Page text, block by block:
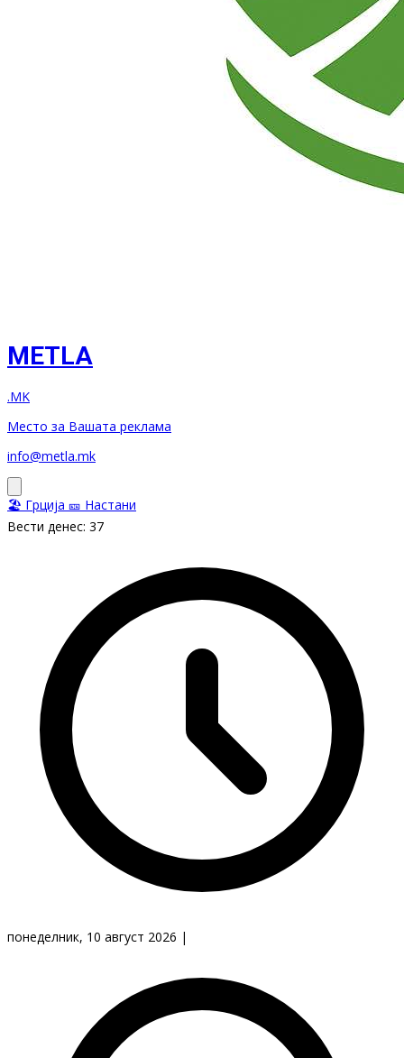
METLA
.MK
Место за Вашата реклама
info@metla.mk
🏖️ Грција 🎫 Настани
Вести денес: 37
понеделник, 10 август 2026 |